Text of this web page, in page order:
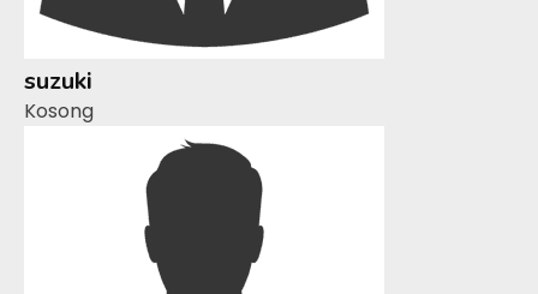
suzuki
Kosong